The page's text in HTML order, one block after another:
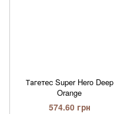
Тагетес Super Hero Deep
Orange
574.60 грн